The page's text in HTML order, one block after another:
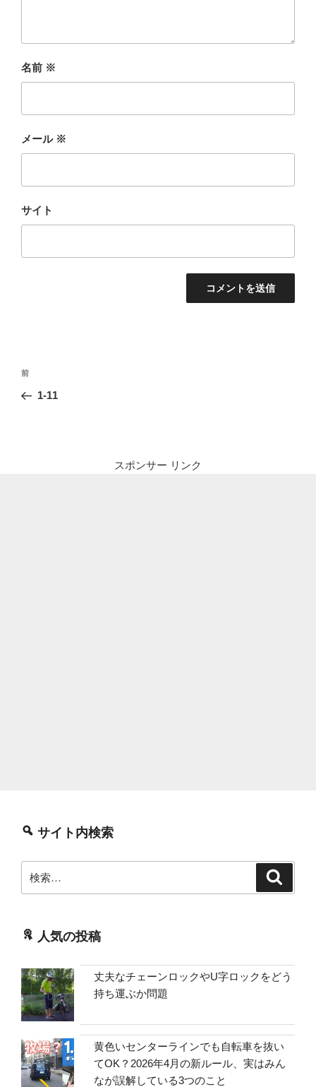
名前 ※
メール ※
サイト
投
ナ
前
の
前
1-11
スポンサー リンク
サイト内検索
索:
人気の投稿
丈夫なチェーンロックやU字ロックをどう
持ち運ぶか問題
黄色いセンターラインでも自転車を抜い
てOK？2026年4月の新ルール、実はみん
なが誤解している3つのこと